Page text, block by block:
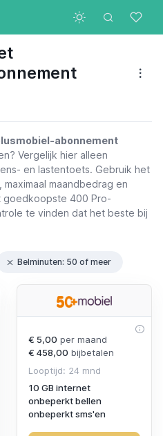
abonnement
Vergelijk hier alleen
en lastentoets. Gebruik het
maandbedrag en
goedkoopste 400 Pro-
te vinden dat het beste bij
Belminuten: 50 of meer
€ 5,00 per maand
€ 458,00 bijbetalen
Looptijd: 24 mnd
10 GB internet
onbeperkt bellen
onbeperkt sms'en